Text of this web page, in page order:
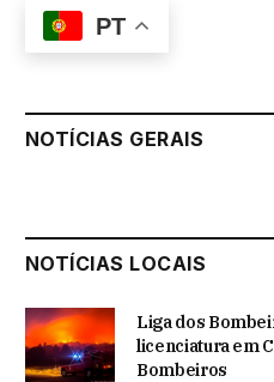
PT
NOTÍCIAS GERAIS
NOTÍCIAS LOCAIS
Liga dos
licenciatura em
Bombeiros